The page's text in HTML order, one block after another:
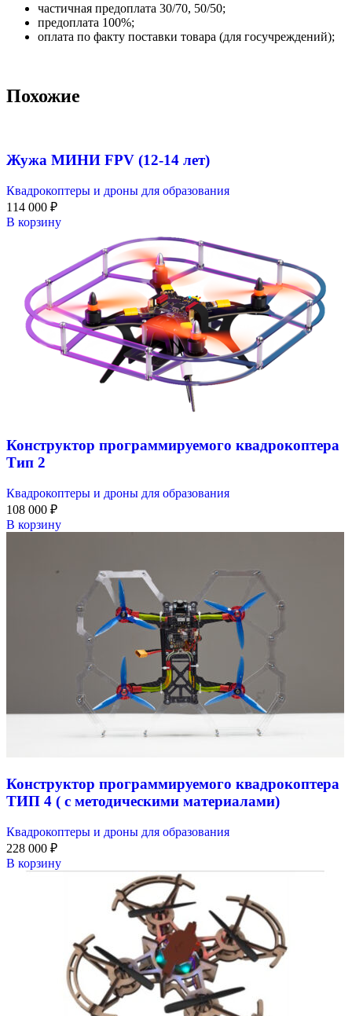
частичная предоплата 30/70, 50/50;
предоплата 100%;
оплата по факту поставки товара (для госучреждений);
Похожие
Жужа МИНИ FPV (12-14 лет)
Квадрокоптеры и дроны для образования
114 000 ₽
В корзину
Конструктор программируемого квадрокоптера
Тип 2
Квадрокоптеры и дроны для образования
108 000 ₽
В корзину
Конструктор программируемого квадрокоптера
ТИП 4 ( с методическими материалами)
Квадрокоптеры и дроны для образования
228 000 ₽
В корзину